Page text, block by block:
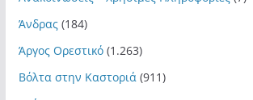
Άνδρας(184)
Άργος Ορεστικό(1.263)
Βόλτα στην Καστοριά (911)